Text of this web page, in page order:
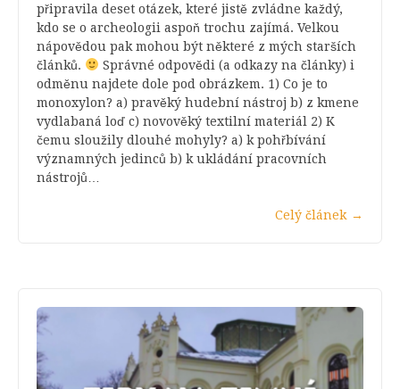
připravila deset otázek, které jistě zvládne každý,
kdo se o archeologii aspoň trochu zajímá. Velkou
nápovědou pak mohou být některé z mých starších
článků.
Správné odpovědi (a odkazy na články) i
odměnu najdete dole pod obrázkem. 1) Co je to
monoxylon? a) pravěký hudební nástroj b) z kmene
vydlabaná loď c) novověký textilní materiál 2) K
čemu sloužily dlouhé mohyly? a) k pohřbívání
významných jedinců b) k ukládání pracovních
nástrojů…
Celý článek →